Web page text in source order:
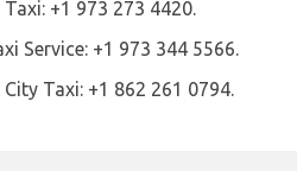
+1 973 273 4420.
Service: +1 973 344 5566.
Taxi: +1 862 261 0794.